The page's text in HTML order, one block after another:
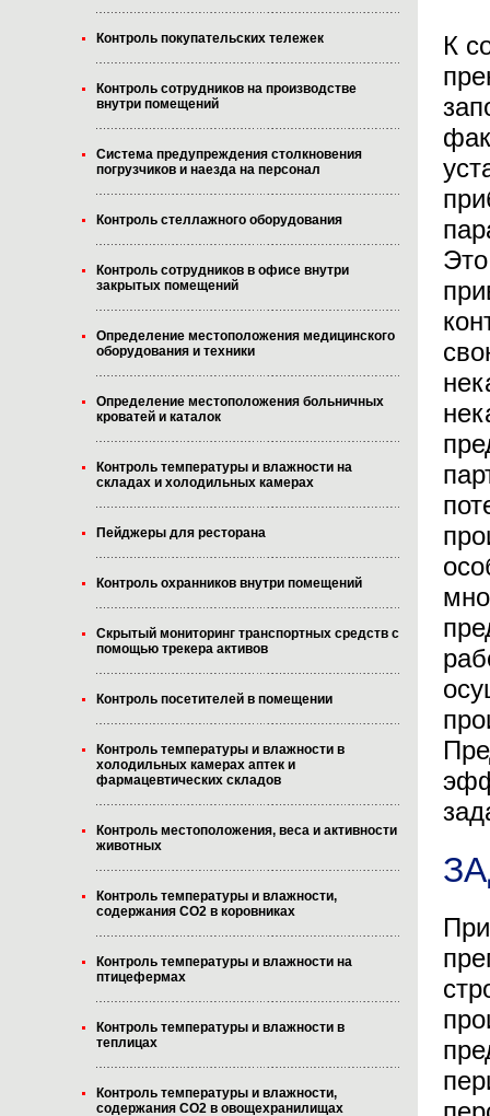
Контроль покупательских тележек
Контроль сотрудников на производстве
внутри помещений
Система предупреждения столкновения
погрузчиков и наезда на персонал
Контроль стеллажного оборудования
Контроль сотрудников в офисе внутри
закрытых помещений
Определение местоположения медицинского
оборудования и техники
Определение местоположения больничных
кроватей и каталок
Контроль температуры и влажности на
складах и холодильных камерах
Пейджеры для ресторана
Контроль охранников внутри помещений
Скрытый мониторинг транспортных средств с
помощью трекера активов
Контроль посетителей в помещении
Контроль температуры и влажности в
холодильных камерах аптек и
фармацевтических складов
Контроль местоположения, веса и активности
животных
Контроль температуры и влажности,
содержания CO2 в коровниках
Контроль температуры и влажности на
птицефермах
Контроль температуры и влажности в
теплицах
Контроль температуры и влажности,
содержания CO2 в овощехранилищах
К